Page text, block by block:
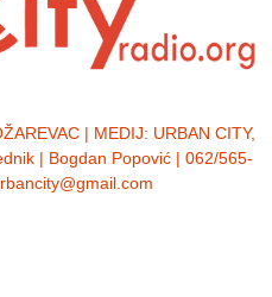
| MEDIJ: URBAN CITY,
| Bogdan Popović | 062/565-